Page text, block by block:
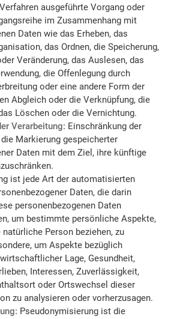
ausgeführte Vorgang oder
im Zusammenhang mit
Daten wie das Erheben, das
das Ordnen, die Speicherung,
Veränderung, das Auslesen, das
die Offenlegung durch
oder eine andere Form der
Abgleich oder die Verknüpfung, die
Löschen oder die Vernichtung.
Verarbeitung: Einschränkung der
Markierung gespeicherter
Daten mit dem Ziel, ihre künftige
ist jede Art der automatisierten
Daten, die darin
personenbezogenen Daten
um bestimmte persönliche Aspekte,
Person beziehen, zu
um Aspekte bezüglich
Lage, Gesundheit,
Interessen, Zuverlässigkeit,
oder Ortswechsel dieser
zu analysieren oder vorherzusagen.
Pseudonymisierung ist die